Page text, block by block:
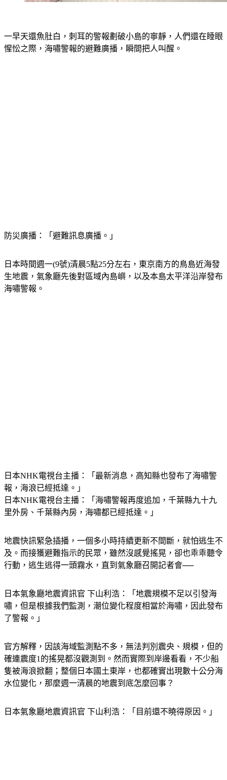
一早天還魚肚白，刺耳的警報劃破小島的寧靜，人們還在睡眼
惺忪之際，海嘯警報的避難廣播，瞬間把人叫醒。
防災廣播：「避難訊息廣播。」
日本時間週一(9號)清晨5點25分左右，東京南方的鳥島近海發
生地震，氣象廳先後對區域內島嶼，以及本島太平洋沿岸發布
海嘯警報。
日本NHK電視台主播：「最新消息，高知縣也發布了海嘯警
報，海浪已經抵達。」
日本NHK電視台主播：「海嘯警報再度追加，千葉縣九十九
里外房、千葉縣內房，海嘯都已經抵達。」
地震快訊緊急插播，一個多小時持續更新不間斷，就怕逃生不
及。而接獲避難指示的民眾，雖然沒感覺搖晃，卻也乖乖聽令
行動，逃生逃得一頭霧水，直到氣象廳召開記者會──
日本氣象廳地震資訊官 下山利浩：「地震規模不足以引發海
嘯，但是根據我們監測，潮位變化程度相當於海嘯，因此發布
了警報。」
官方解釋，因該海域監測點不多，無法判別震央、規模，但的
確連震度1的搖晃都沒觀測到。然而實際到岸邊看看，不少船
隻被海浪掀翻；整個日本國土東岸，也都確實出現數十公分海
水位變化，那麼週一清晨的地震到底怎麼回事？
日本氣象廳地震資訊官 下山利浩：「目前還不曉得原因。」